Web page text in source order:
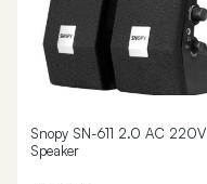
Snopy SN-611 2.0 AC 220V
Speaker